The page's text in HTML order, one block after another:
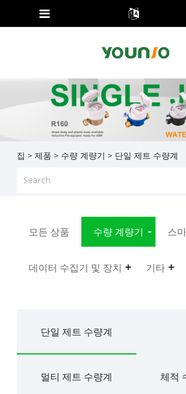
집 > 제품 > 수량 계량기 > 단일 제트 수량계
모든 상품 수량 계량기 스
데이터 수집기 ​​및 장치 기타
단일 제트 수량계
멀티 제트 수량계 체적